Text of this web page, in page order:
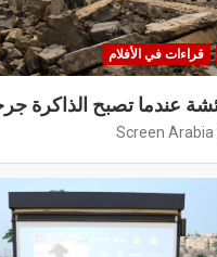
قراءات في الأفلام
عندما تصبح الذاكرة
Screen Arabia